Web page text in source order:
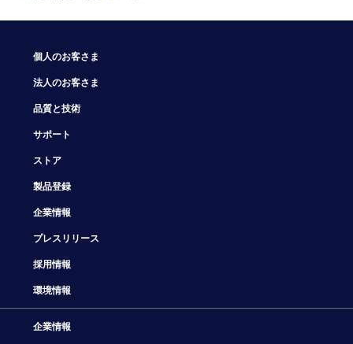
個人のお客さま
法人のお客さま
品質と技術
サポート
ストア
製品登録
企業情報
プレスリリース
採用情報
環境情報
企業情報